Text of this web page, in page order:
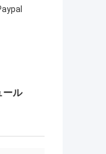
ール